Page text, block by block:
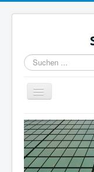
Suchen
...
Navigation
an/aus
Home
Texte
Videos